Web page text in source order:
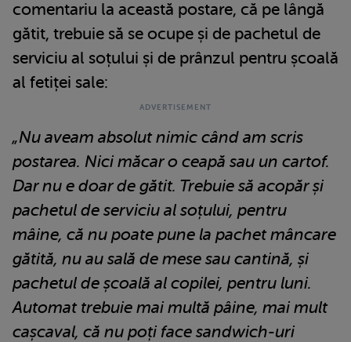
comentariu la această postare, că pe lângă
gătit, trebuie să se ocupe și de pachetul de
serviciu al soțului și de prânzul pentru școală
al fetiței sale:
„Nu aveam absolut nimic când am scris
postarea. Nici măcar o ceapă sau un cartof.
Dar nu e doar de gătit. Trebuie să acopăr și
pachetul de serviciu al soțului, pentru
mâine, că nu poate pune la pachet mâncare
gătită, nu au sală de mese sau cantină, și
pachetul de școală al copilei, pentru luni.
Automat trebuie mai multă pâine, mai mult
cașcaval, că nu poți face sandwich-uri